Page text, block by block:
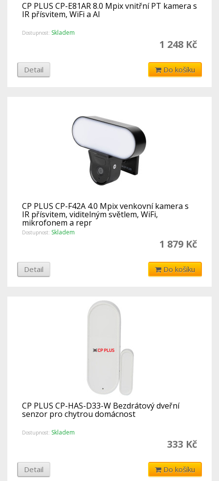
CP PLUS CP-E81AR 8.0 Mpix vnitřní PT kamera s
IR přísvitem, WiFi a AI
Dostupnost: Skladem
1 248 Kč
Detail Do košíku
CP PLUS CP-F42A 4.0 Mpix venkovní kamera s
IR přísvitem, viditelným světlem, WiFi,
mikrofonem a repr
Dostupnost: Skladem
1 879 Kč
Detail Do košíku
CP PLUS CP-HAS-D33-W Bezdrátový dveřní
senzor pro chytrou domácnost
Dostupnost: Skladem
333 Kč
Detail Do košíku